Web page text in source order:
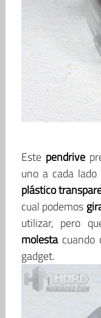
Este pendrive
uno a cada lado
plástico
cual podemos
utilizar, pero
molestacuando
gadget.